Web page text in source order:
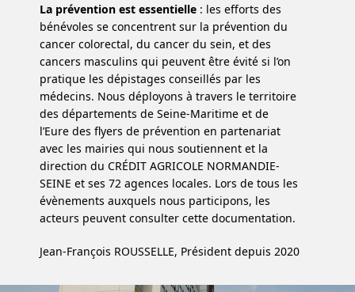
La prévention est essentielle : les efforts des
bénévoles se concentrent sur la prévention du
cancer colorectal, du cancer du sein, et des
cancers masculins qui peuvent être évité si l’on
pratique les dépistages conseillés par les
médecins. Nous déployons à travers le territoire
des départements de Seine-Maritime et de
l’Eure des flyers de prévention en partenariat
avec les mairies qui nous soutiennent et la
direction du CRÉDIT AGRICOLE NORMANDIE-
SEINE et ses 72 agences locales. Lors de tous les
évènements auxquels nous participons, les
acteurs peuvent consulter cette documentation.
Jean-François ROUSSELLE, Président depuis 2020